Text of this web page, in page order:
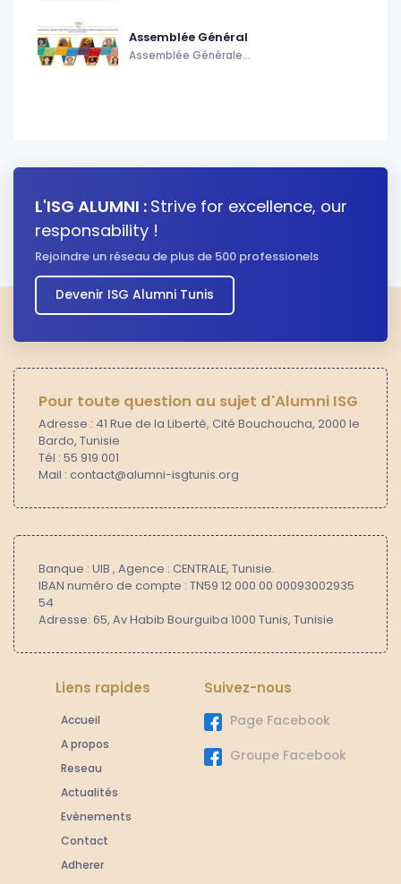
Assemblée Général
Assemblée Générale...
L'ISG ALUMNI : Strive for excellence, our
responsability !
Rejoindre un réseau de plus de 500 professionels
Devenir ISG Alumni Tunis
Pour toute question au sujet d'Alumni ISG
Adresse : 41 Rue de la Liberté, Cité Bouchoucha, 2000 le
Bardo, Tunisie
Tél : 55 919 001
Mail : contact@alumni-isgtunis.org
Banque : UIB , Agence : CENTRALE, Tunisie.
IBAN numéro de compte : TN59 12 000 00 00093002935
54
Adresse: 65, Av Habib Bourguiba 1000 Tunis, Tunisie
Liens rapides
Accueil
A propos
Reseau
Actualités
Evènements
Contact
Adherer
Suivez-nous
Page Facebook
Groupe Facebook